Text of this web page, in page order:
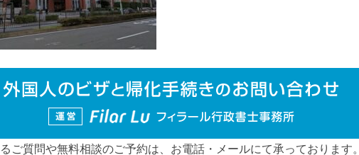
ご質問や無料相談のご予約は、お電話・メールにて承っております。